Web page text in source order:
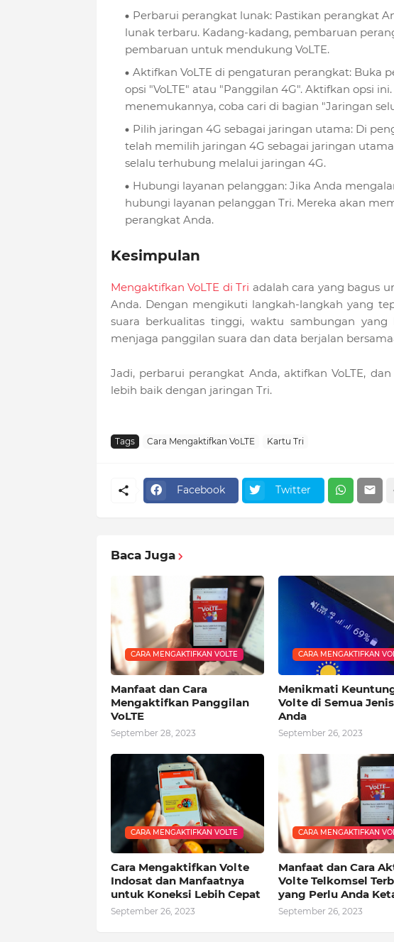
Perbarui perangkat lunak: Pastikan perangkat
lunak terbaru. Kadang-kadang, pembaruan
pembaruan untuk mendukung VoLTE.
Aktifkan VoLTE di pengaturan perangkat: Buka
opsi "VoLTE" atau "Panggilan 4G". Aktifkan opsi
menemukannya, coba cari di bagian "Jaringan
Pilih jaringan 4G sebagai jaringan utama: Di
telah memilih jaringan 4G sebagai jaringan
selalu terhubung melalui jaringan 4G.
Hubungi layanan pelanggan: Jika Anda
hubungi layanan pelanggan Tri. Mereka akan
perangkat Anda.
Kesimpulan
Mengaktifkan VoLTE di Tri adalah cara yang bagus
Anda. Dengan mengikuti langkah-langkah yang
suara berkualitas tinggi, waktu sambungan
menjaga panggilan suara dan data berjalan
Jadi, perbarui perangkat Anda, aktifkan VoLTE,
lebih baik dengan jaringan Tri.
Tags Cara Mengaktifkan VoLTE Kartu Tri
Facebook Twitter
Baca Juga
CARA MENGAKTIFKAN VOLTE
Manfaat dan Cara
Mengaktifkan Panggilan
VoLTE
September 28, 2023
CARA MENGAKTIFKAN
Menikmati
Volte di Semua
Anda
September 26, 2023
CARA MENGAKTIFKAN VOLTE
Cara Mengaktifkan Volte
Indosat dan Manfaatnya
untuk Koneksi Lebih Cepat
September 26, 2023
CARA MENGAKTIFKAN
Manfaat dan Cara
Volte Telkomsel
yang Perlu Anda
September 26, 2023